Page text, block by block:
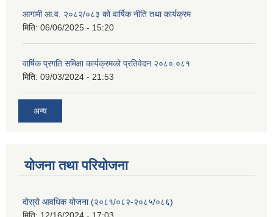
आगामी आ.व. २०८२/०८३ को वार्षिक नीति तथा कार्यक्रम
मिति: 06/06/2025 - 15:20
वार्षिक प्रगति समिक्षा कार्यक्रमको प्रतिवेदन २०८०.०८१
मिति: 09/03/2024 - 21:53
अन्य
योजना तथा परियोजना
दोस्रो आवधिक योजना (२०८१/०८२-२०८५/०८६)